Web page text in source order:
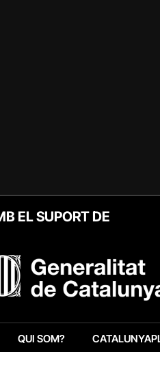
EL SUPORT DE
QUI SOM?